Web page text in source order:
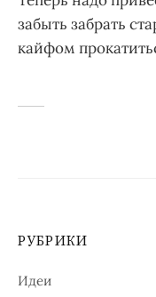
забыть забрать
кайфом
РУБРИКИ
Идеи